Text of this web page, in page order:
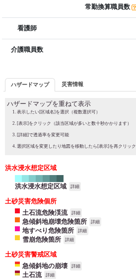
常勤換算職員数
看護師
介護職員数
ハザードマップ 災害情報
ハザードマップを重ねて表示
表示したい[区域名]を選択（複数選択可）
[表示]をクリック（該当区域が多いと数十秒かかります）
[詳細]で透過率を変更可能
選択区域を変更したり地図を移動したら[表示]を再クリック
洪水浸水想定区域
洪水浸水想定区域 詳細
土砂災害危険個所
土石流危険渓流
詳細
急傾斜地崩壊危険箇所 詳細
地すべり危険箇所 詳細
雪崩危険箇所 詳細
土砂災害警戒区域
急傾斜地の崩壊
詳細
土石流 詳細